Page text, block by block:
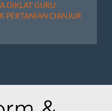
DIKLAT GURU
PERTANIAN CIANJUR